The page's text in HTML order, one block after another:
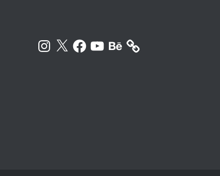
Instagram
X Facebook
YouTubeBehance